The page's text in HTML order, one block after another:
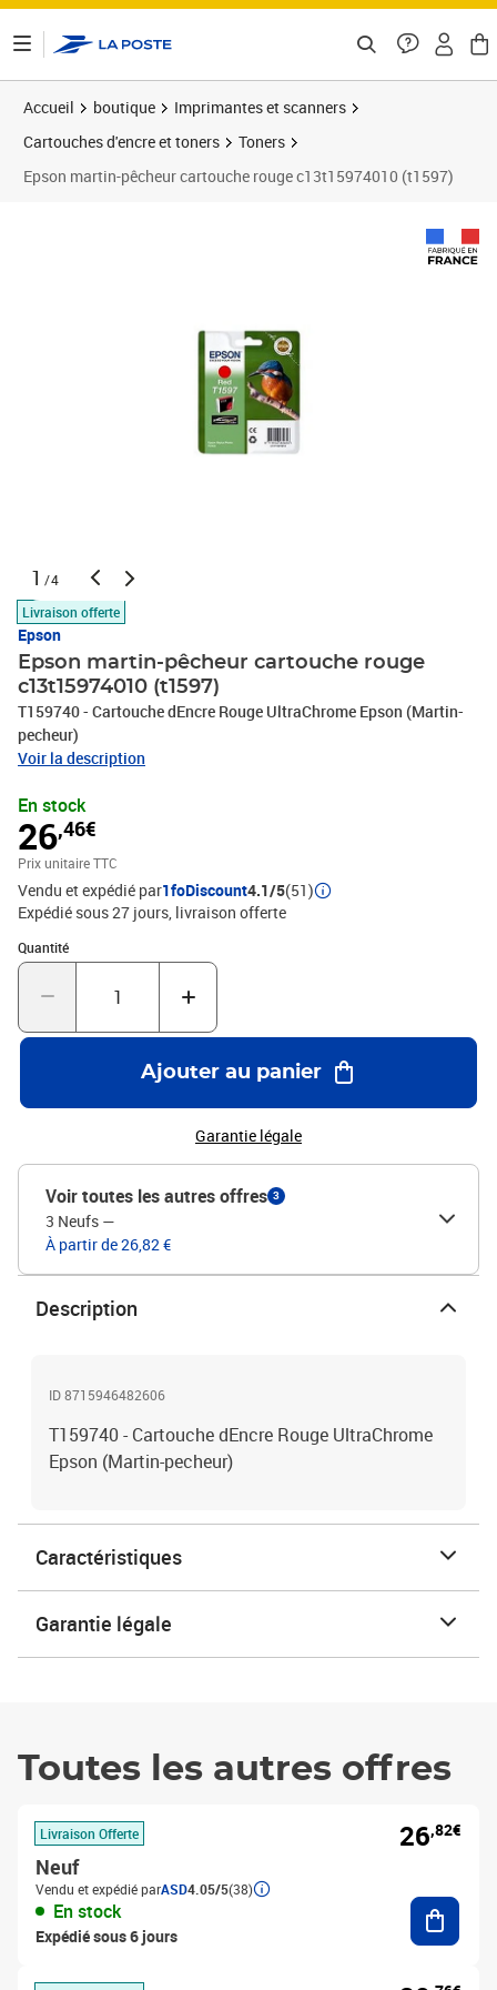
Accueil boutique
Imprimantes et scanners
Cartouches d'encre et toners
Toners
Epson martin-pêcheur cartouche rouge c13t15974010 (t1597)
1 /4
Livraison offerte
Epson
Epson martin-pêcheur cartouche rouge
c13t15974010 (t1597)
T159740 - Cartouche dEncre Rouge UltraChrome Epson (Martin-
pecheur)
Voir la description
En stock
26,46€
Prix unitaire TTC
Vendu et expédié par1foDiscount4.1/5(51)
Expédié sous 27 jours livraison offerte
Quantité
Quantité : 1
Ajouter au panier
Garantie légale
Voir toutes les autres offres 3
3 Neufs —
À partir de 26,82 €
Description
ID 8715946482606
T159740 - Cartouche dEncre Rouge UltraChrome
Epson (Martin-pecheur)
Caractéristiques
Garantie légale
Toutes les autres offres
Livraison Offerte
Neuf
Vendu et expédié parASD4.05/5(38)
En stock
Expédié sous 6 jours
26,82€